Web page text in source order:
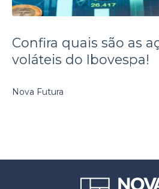
Confira quais são as
voláteis do Ibovespa!
Nova Futura